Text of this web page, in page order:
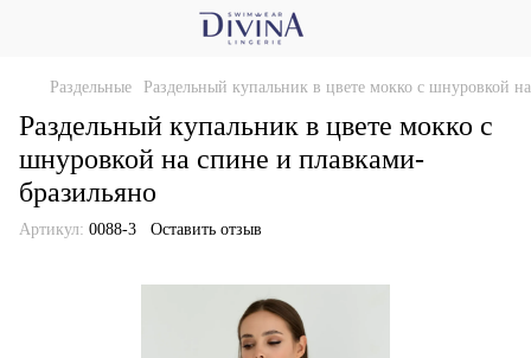
Раздельные Раздельный купальник в цвете мокко с шнуровкой
Раздельный купальник в цвете мокко с
шнуровкой на спине и плавками-
бразильяно
Артикул: 0088-3 Оставить отзыв